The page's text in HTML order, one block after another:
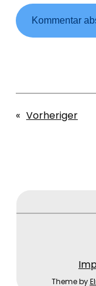
« Vorheriger
Theme by